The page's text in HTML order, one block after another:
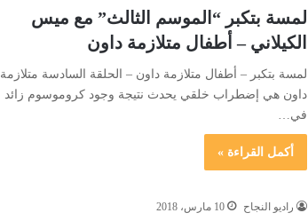
لمسة بتكبر “الموسم الثالث” مع ميس
الكيلاني – أطفال متلازمة داون
لمسة بتكبر – أطفال متلازمة داون – الحلقة السادسة متلازمة
داون هي إضطراب خلقي يحدث نتيجة وجود كروموسوم زائد
في…
أكمل القراءة »
راديو النجاح 10 مارس، 2018